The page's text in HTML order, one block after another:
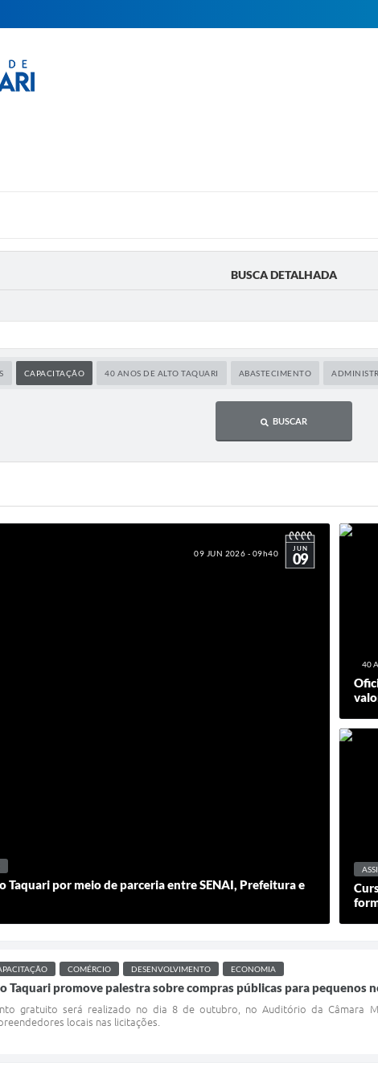
BUSCA DETALHADA
CAPACITAÇÃO 40 ANOS DE ALTO TAQUARI ABASTECIMENTO
BUSCAR
09 JUN 2026 - 09h40 JUN
09
Taquari por meio de parceria entre SENAI, Prefeitura e
40
COMÉRCIO DESENVOLVIMENTO ECONOMIA
Taquari promove palestra sobre compras públicas para pequenos
gratuito será realizado no dia 8 de outubro, no Auditório da Câmara
locais nas licitações.